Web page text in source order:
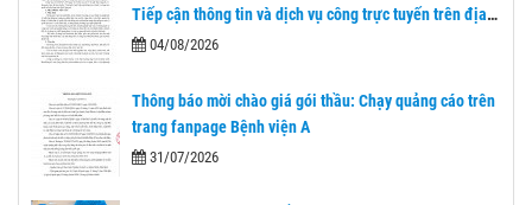
Tiếp cận thông tin và dịch vụ công trực tuyến trên địa
bàn tỉnh Thái Nguyên"
04/08/2026
Thông báo mời chào giá gói thầu: Chạy quảng cáo trên
trang fanpage Bệnh viện A
31/07/2026